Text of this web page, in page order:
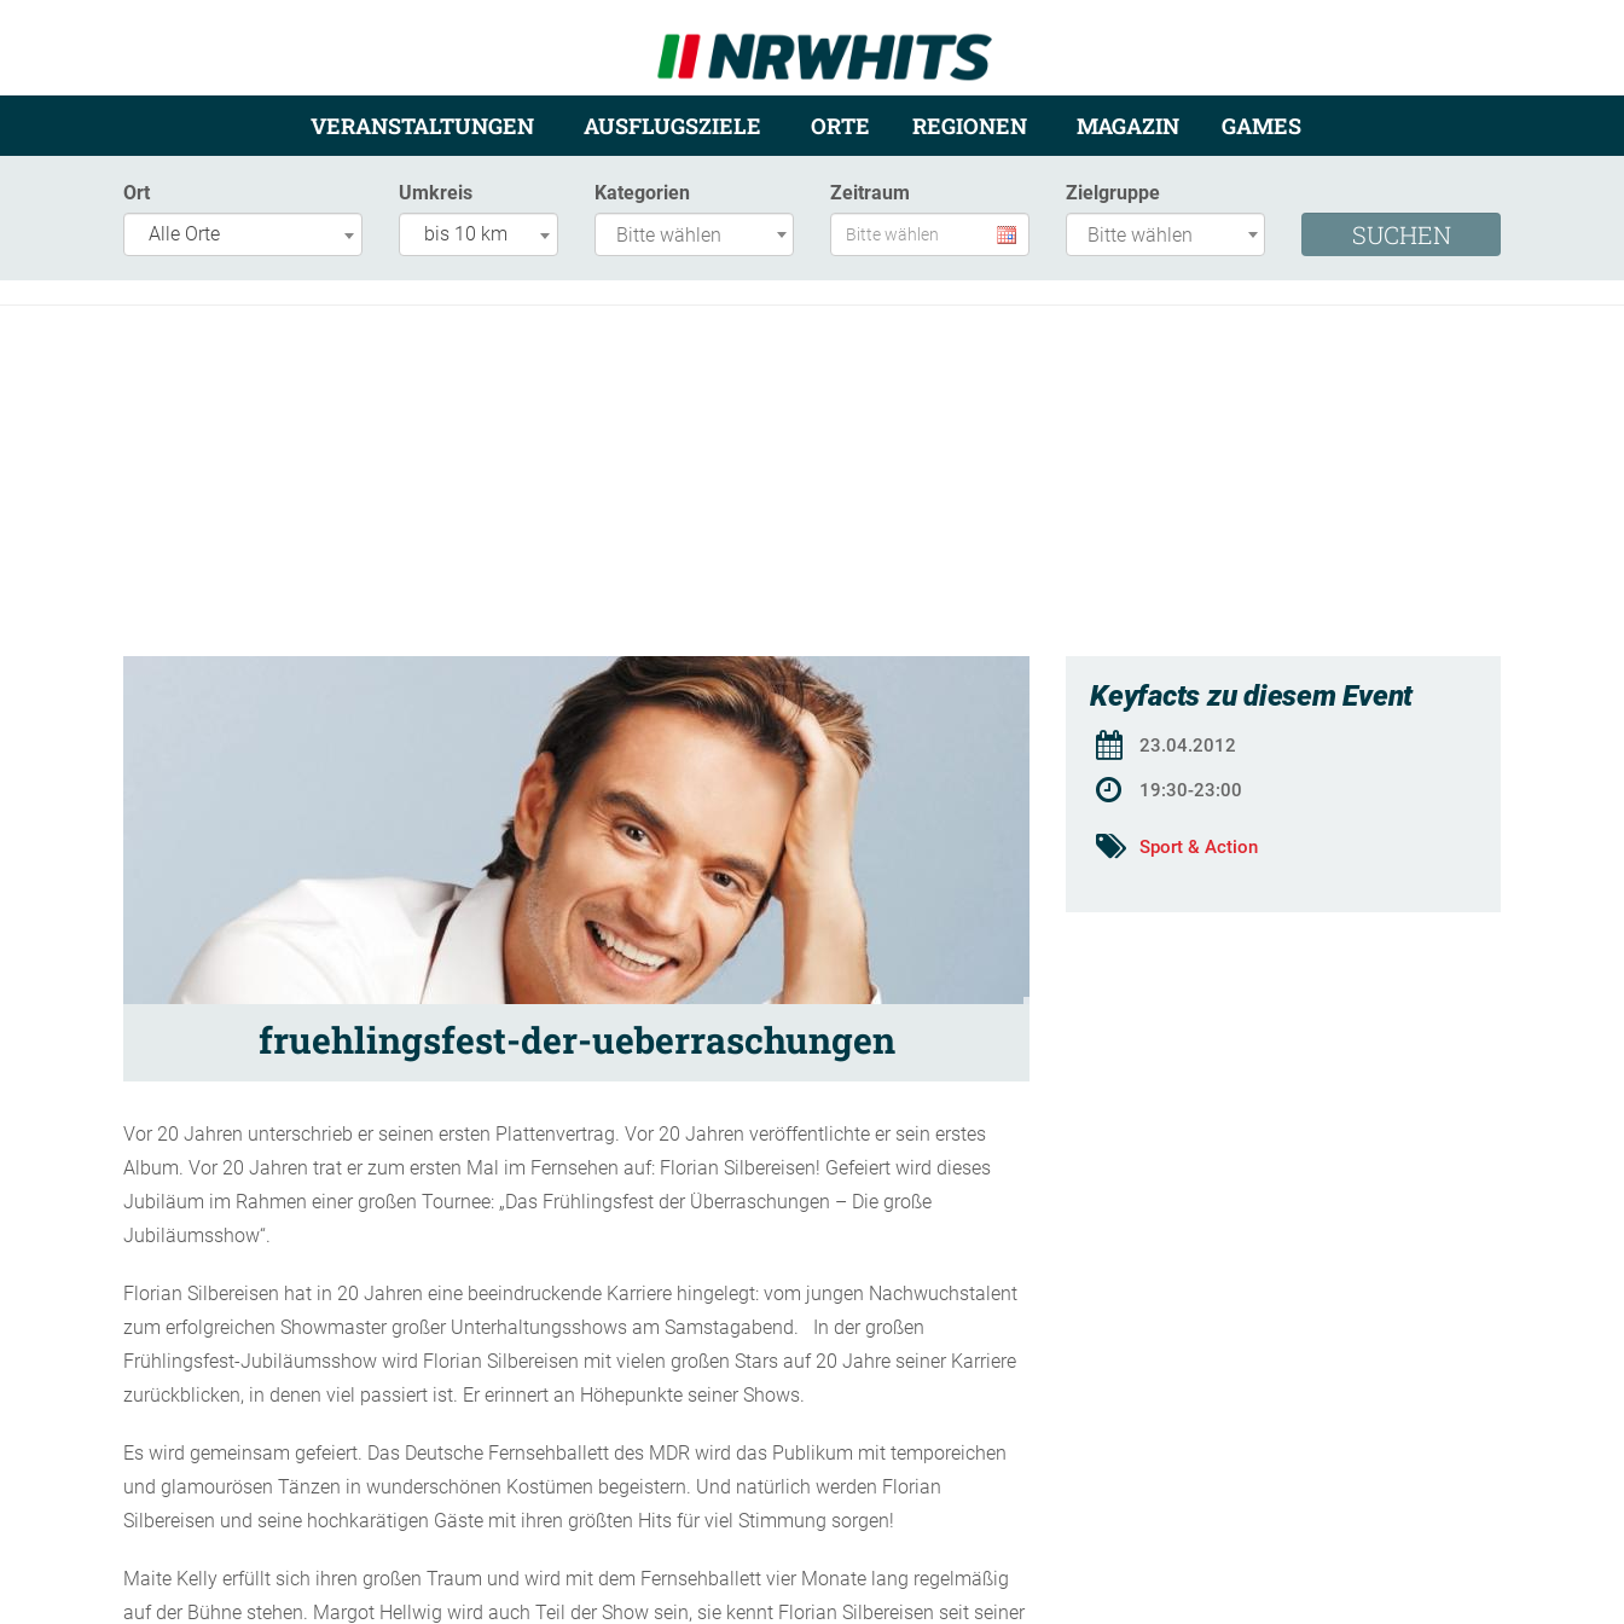
VERANSTALTUNGEN AUSFLUGSZIELE ORTE REGIONEN MAGAZIN GAMES
Ort
Alle Orte
Umkreis
bis 10 km
Kategorien Zeitraum Zielgruppe
fruehlingsfest-der-ueberraschungen
Vor 20 Jahren unterschrieb er seinen ersten Plattenvertrag. Vor 20 Jahren veröffentlichte er sein erstes
Album. Vor 20 Jahren trat er zum ersten Mal im Fernsehen auf: Florian Silbereisen! Gefeiert wird dieses
Jubiläum im Rahmen einer großen Tournee: „Das Frühlingsfest der Überraschungen – Die große
Jubiläumsshow“.
Florian Silbereisen hat in 20 Jahren eine beeindruckende Karriere hingelegt: vom jungen Nachwuchstalent
zum erfolgreichen Showmaster großer Unterhaltungsshows am Samstagabend. In der großen
Frühlingsfest-Jubiläumsshow wird Florian Silbereisen mit vielen großen Stars auf 20 Jahre seiner Karriere
zurückblicken, in denen viel passiert ist. Er erinnert an Höhepunkte seiner Shows.
Es wird gemeinsam gefeiert. Das Deutsche Fernsehballett des MDR wird das Publikum mit temporeichen
und glamourösen Tänzen in wunderschönen Kostümen begeistern. Und natürlich werden Florian
Silbereisen und seine hochkarätigen Gäste mit ihren größten Hits für viel Stimmung sorgen!
Maite Kelly erfüllt sich ihren großen Traum und wird mit dem Fernsehballett vier Monate lang regelmäßig
auf der Bühne stehen. Margot Hellwig wird auch Teil der Show sein, sie kennt Florian Silbereisen seit seiner
Keyfacts zu diesem Event
23.04.2012
19:30-23:00
Sport & Action